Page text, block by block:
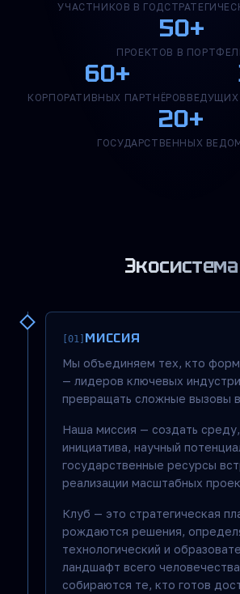
УЧАСТНИКОВ В ГОД
50+
ПРОЕКТОВ В
60+
КОРПОРАТИВНЫХ ПАРТНЁРОВ ВЕДУЩИХ
20+
ГОСУДАРСТВЕННЫХ
Экосистема
[01] МИССИЯ
Мы объединяем тех, кто
— лидеров ключевых
превращать сложные вызовы
Наша миссия — создать среду,
инициатива, научный
государственные ресурсы
реализации масштабных
Клуб — это стратегическая
рождаются решения,
технологический и
ландшафт всего
собираются те, кто готов